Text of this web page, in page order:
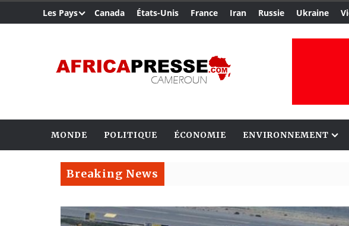
Les Pays Canada États-Unis France Iran Russie Ukraine
MONDE POLITIQUE ÉCONOMIE ENVIRONNEMENT
Breaking News